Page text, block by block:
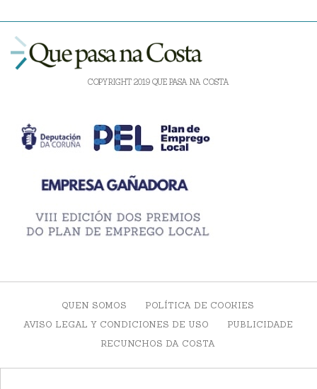
COPYRIGHT 2019 QUE PASA NA COSTA
QUEN SOMOS
POLÍTICA DE COOKIES
AVISO LEGAL Y CONDICIONES DE USO
PUBLICIDADE
RECUNCHOS DA COSTA